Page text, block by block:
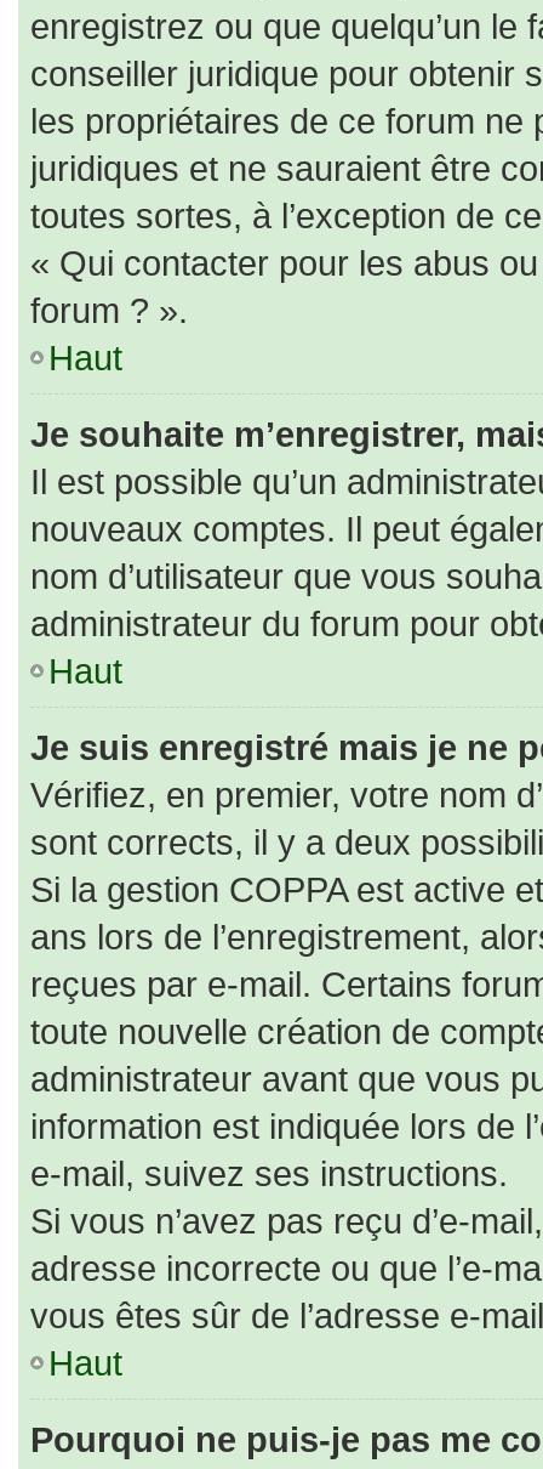
enregistrez ou que quelqu’un
conseiller juridique pour obtenir
les propriétaires de ce forum
juridiques et ne sauraient être
toutes sortes, à l’exception de
« Qui contacter pour les abus
forum ? ».
Haut
Je souhaite m’enregistrer,
Il est possible qu’un
nouveaux comptes. Il peut
nom d’utilisateur que vous
administrateur du forum pour
Haut
Je suis enregistré mais je ne
Vérifiez, en premier, votre nom
sont corrects, il y a deux
Si la gestion COPPA est active
ans lors de l’enregistrement,
reçues par e-mail. Certains
toute nouvelle création de
administrateur avant que vous
information est indiquée lors de
e-mail, suivez ses instructions.
Si vous n’avez pas reçu d’e-
adresse incorrecte ou que l’e-
vous êtes sûr de l’adresse e-
Haut
Pourquoi ne puis-je pas me